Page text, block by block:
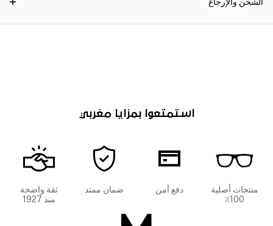
استمتعوا بمزايا مغربي
منتجات أصلية
100٪
دفع آمن ضمان ممتد
ثقة واضحة
منذ 1927